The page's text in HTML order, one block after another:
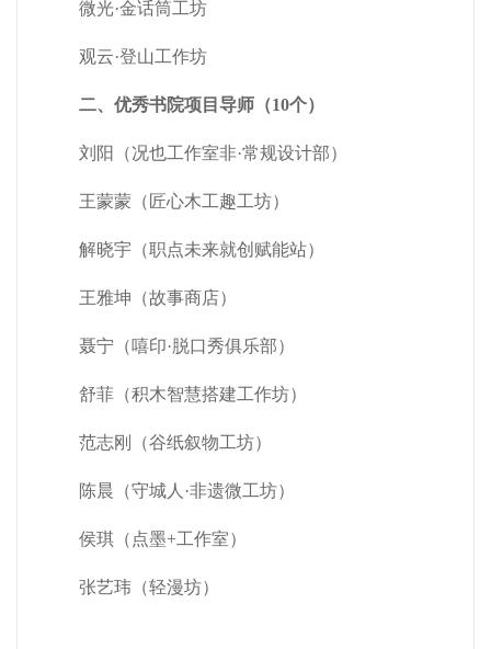
微光·金话筒工坊
观云·登山工作坊
二、优秀书院项目导师（10个）
刘阳（况也工作室非·常规设计部）
王蒙蒙（匠心木工趣工坊）
解晓宇（职点未来就创赋能站）
王雅坤（故事商店）
聂宁（嘻印·脱口秀俱乐部）
舒菲（积木智慧搭建工作坊）
范志刚（谷纸叙物工坊）
陈晨（守城人·非遗微工坊）
侯琪（点墨+工作室）
张艺玮（轻漫坊）